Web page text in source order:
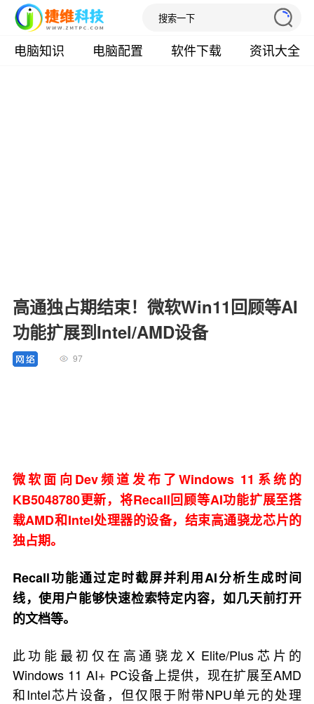
电脑知识 电脑配置 软件下载 资讯大全
高通独占期结束！微软Win11回顾等AI
功能扩展到Intel/AMD设备
97
微软面向Dev频道发布了Windows 11系统的
KB5048780更新，将Recall回顾等AI功能扩展至搭
载AMD和Intel处理器的设备，结束高通骁龙芯片的
独占期。
Recall功能通过定时截屏并利用AI分析生成时间
线，使用户能够快速检索特定内容，如几天前打开
的文档等。
此功能最初仅在高通骁龙X Elite/Plus芯片的
Windows 11 AI+ PC设备上提供，现在扩展至AMD
和Intel芯片设备，但仅限于附带NPU单元的处理